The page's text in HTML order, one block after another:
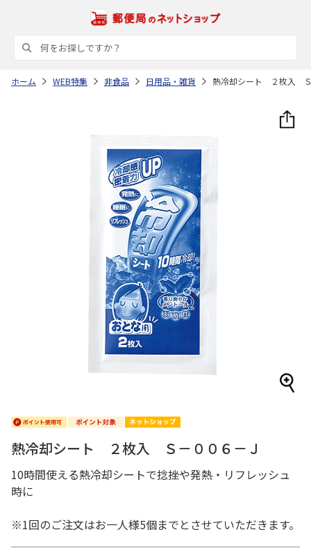
ホーム WEB特集 非食品 日用品・雑貨 熱冷却シート ２枚入
熱冷却シート ２枚入 Ｓ－００６－Ｊ
10時間使える熱冷却シートで捻挫や発熱・リフレッシュ
時に
※1回のご注文はお一人様5個までとさせていただきます。